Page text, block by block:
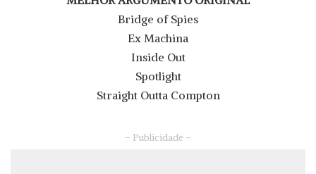
Bridge of Spies
Ex Machina
Inside Out
Spotlight
Straight Outta Compton
– Publicidade –